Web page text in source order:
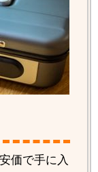
価で手に入